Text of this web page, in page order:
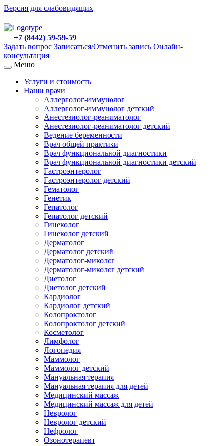
Версия для слабовидящих
+7 (8442) 59-59-59
Задать вопрос Записаться/Отменить запись Онлайн-
консультация
Меню
Услуги и стоимость
Наши врачи
Аллерголог-иммунолог
Аллерголог-иммунолог детский
Анестезиолог-реаниматолог
Анестезиолог-реаниматолог детский
Ведение беременности
Врач общей практики
Врач функциональной диагностики
Врач функциональной диагностики детский
Гастроэнтеролог
Гастроэнтеролог детский
Гематолог
Генетик
Гепатолог
Гепатолог детский
Гинеколог
Гинеколог детский
Дерматолог
Дерматолог детский
Дерматолог-миколог
Дерматолог-миколог детский
Диетолог
Диетолог детский
Кардиолог
Кардиолог детский
Колопроктолог
Колопроктолог детский
Косметолог
Лимфолог
Логопедия
Маммолог
Маммолог детский
Мануальная терапия
Мануальная терапия для детей
Медицинский массаж
Медицинский массаж для детей
Невролог
Невролог детский
Нефролог
Озонотерапевт